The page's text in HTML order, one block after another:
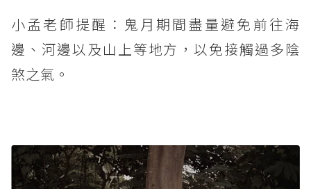
小孟老師提醒：鬼月期間盡量避免前往海
邊、河邊以及山上等地方，以免接觸過多陰
煞之氣。